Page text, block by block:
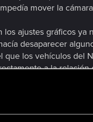
mover la
ajustes gráficos ya
desaparecer
los vehículos del
a la
que una imagen en
que, al abrir el modo
acceder al
toda acción.